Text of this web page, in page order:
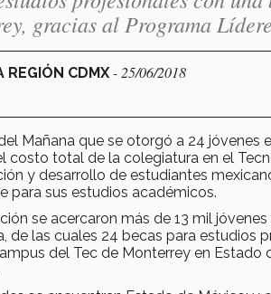
gracias al Programa
CDMX- 25/06/2018
Mañana que se otorgó a 24 jóvenes
costo total de la colegiatura en el
y desarrollo de estudiantes
para sus estudios académicos.
se acercaron más de 13 mil
de las cuales 24 becas para estudios
del Tec de Monterrey en Estado